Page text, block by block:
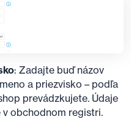
: Zadajte buď názov
a priezvisko – podľa
prevádzkujete. Údaje
v obchodnom registri.